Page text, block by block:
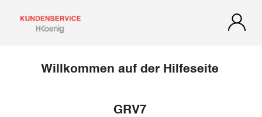
Willkommen auf der Hilfeseite
GRV7